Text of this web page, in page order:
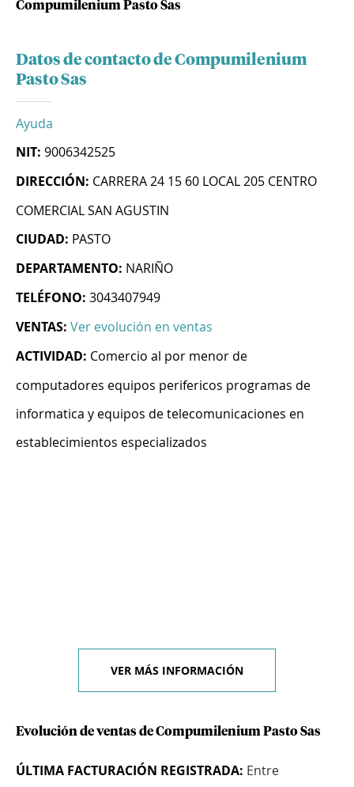
Compumilenium Pasto Sas
Datos de contacto de Compumilenium
Pasto Sas
Ayuda
NIT: 9006342525
DIRECCIÓN: CARRERA 24 15 60 LOCAL 205 CENTRO
COMERCIAL SAN AGUSTIN
CIUDAD: PASTO
DEPARTAMENTO: NARIÑO
TELÉFONO: 3043407949
VENTAS: Ver evolución en ventas
ACTIVIDAD: Comercio al por menor de
computadores equipos perifericos programas de
informatica y equipos de telecomunicaciones en
establecimientos especializados
VER MÁS INFORMACIÓN
Evolución de ventas de Compumilenium Pasto Sas
ÚLTIMA FACTURACIÓN REGISTRADA: Entre